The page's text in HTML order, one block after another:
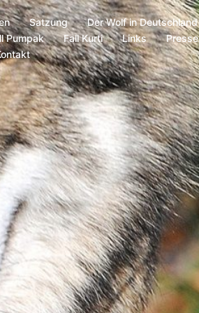
Satzung Der Wolf in Deutschland
Pumpak Fall Kurti Links Presse